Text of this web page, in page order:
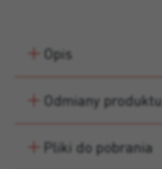
Opis
Odmiany produktu
Pliki do pobrania